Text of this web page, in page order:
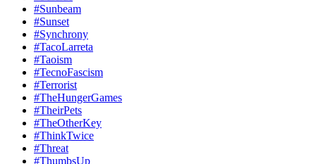
#Sunbeam
#Sunset
#Synchrony
#TacoLarreta
#Taoism
#TecnoFascism
#Terrorist
#TheHungerGames
#TheirPets
#TheOtherKey
#ThinkTwice
#Threat
#ThumbsUp